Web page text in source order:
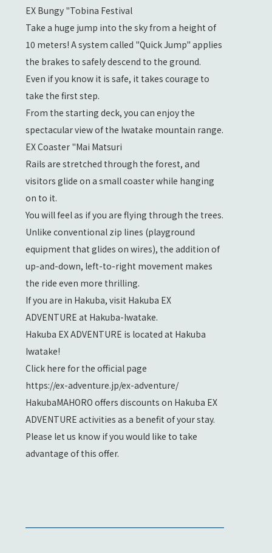
EX Bungy "Tobina Festival
Take a huge jump into the sky from a height of
10 meters! A system called "Quick Jump" applies
the brakes to safely descend to the ground.
Even if you know it is safe, it takes courage to
take the first step.
From the starting deck, you can enjoy the
spectacular view of the Iwatake mountain range.
EX Coaster "Mai Matsuri
Rails are stretched through the forest, and
visitors glide on a small coaster while hanging
on to it.
You will feel as if you are flying through the trees.
Unlike conventional zip lines (playground
equipment that glides on wires), the addition of
up-and-down, left-to-right movement makes
the ride even more thrilling.
If you are in Hakuba, visit Hakuba EX
ADVENTURE at Hakuba-Iwatake.
Hakuba EX ADVENTURE is located at Hakuba
Iwatake!
Click here for the official page
https://ex-adventure.jp/ex-adventure/
HakubaMAHORO offers discounts on Hakuba EX
ADVENTURE activities as a benefit of your stay.
Please let us know if you would like to take
advantage of this offer.